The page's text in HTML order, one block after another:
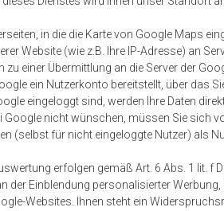
in die die Karte von Google Maps
Website (wie z.B. Ihre IP-Adresse) an
einer Übermittlung an die Server der
ein Nutzerkonto bereitstellt, über das
eingeloggt sind, werden Ihre Daten
Google nicht wünschen, müssen Sie sich
(selbst für nicht eingeloggte Nutzer) als
erfolgen gemäß Art. 6 Abs. 1 lit. f
der Einblendung personalisierter
Websites. Ihnen steht ein